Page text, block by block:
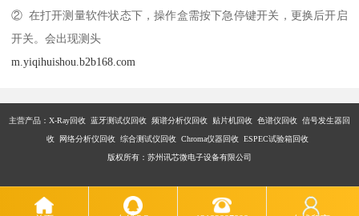
② 在打开测量软件状态下，操作盒需按下急停键开关，更换后开启
开关。会出现测头
m.yiqihuishou.b2b168.com
主营产品：X-Ray回收 蓝牙测试仪回收 频谱分析仪回收 贴片机回收 色谱仪回收 信号发生器回
收 网络分析仪回收 综合测试仪回收 Chroma仪器回收 ESPEC试验箱回收
版权所有：苏州讯芯微电子设备有限公司